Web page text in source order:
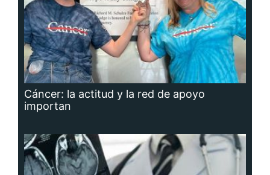
Cáncer: la actitud y la red de apoyo
importan